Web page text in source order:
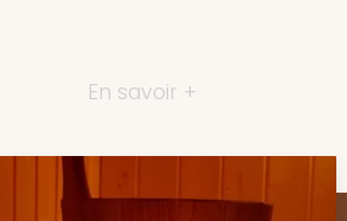
En savoir +